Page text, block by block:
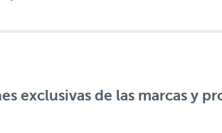
exclusivas de las marcas y